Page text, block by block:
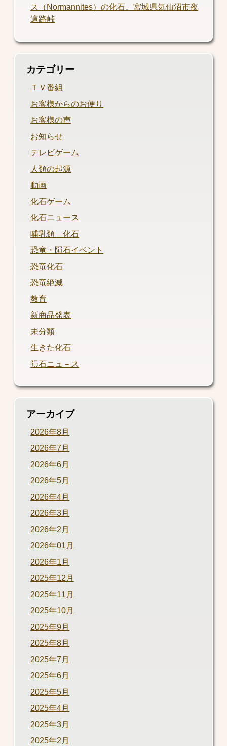
ス（Normannites）の化石。宮城県気仙沼市夜
這路峠
カテゴリー
ＴＶ番組
お客様からのお便り
お客様の声
お知らせ
テレビゲーム
人類の起源
動画
化石ゲーム
化石ニュース
哺乳類 化石
恐竜・隕石イベント
恐竜化石
恐竜絶滅
教育
新商品発表
未分類
生きた化石
隕石ニュ－ス
アーカイブ
2026年8月
2026年7月
2026年6月
2026年5月
2026年4月
2026年3月
2026年2月
2026年01月
2026年1月
2025年12月
2025年11月
2025年10月
2025年9月
2025年8月
2025年7月
2025年6月
2025年5月
2025年4月
2025年3月
2025年2月